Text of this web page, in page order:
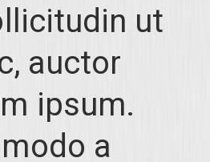
ut
auctor
ipsum.
a